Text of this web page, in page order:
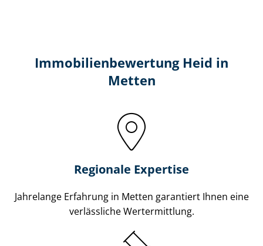
Immobilien­bewertung Heid in
Metten
Regionale Expertise
Jahrelange Erfahrung in Metten garantiert Ihnen eine
verlässliche Wertermittlung.